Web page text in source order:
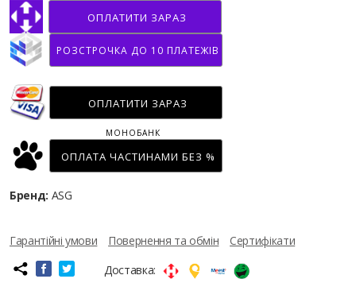
ОПЛАТИТИ ЗАРАЗ
РОЗСТРОЧКА ДО 10 ПЛАТЕЖІВ
ОПЛАТИТИ ЗАРАЗ
ОПЛАТА ЧАСТИНАМИ БЕЗ %
МОНОБАНК
Бренд: ASG
Гарантійні умови Повернення та обмін
Сертифікати
Доставка: